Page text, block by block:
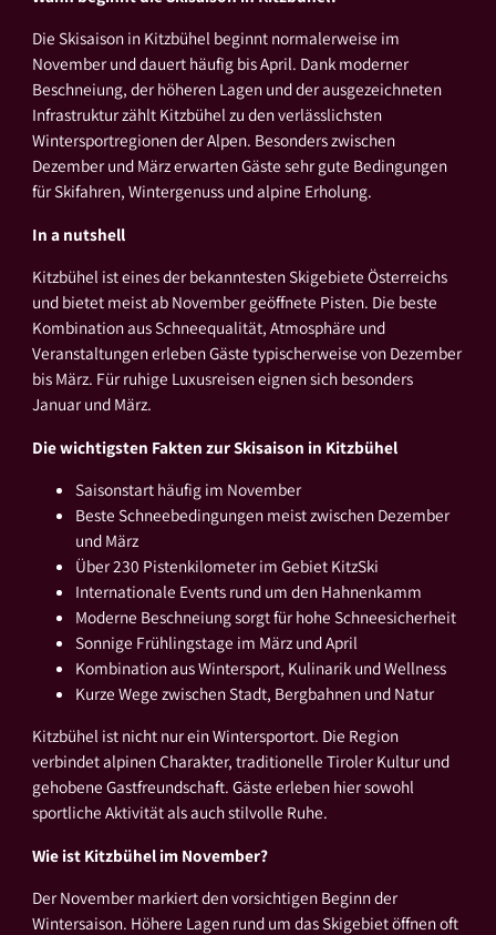
Die Skisaison in Kitzbühel beginnt normalerweise im
November und dauert häufig bis April. Dank moderner
Beschneiung, der höheren Lagen und der ausgezeichneten
Infrastruktur zählt Kitzbühel zu den verlässlichsten
Wintersportregionen der Alpen. Besonders zwischen
Dezember und März erwarten Gäste sehr gute Bedingungen
für Skifahren, Wintergenuss und alpine Erholung.
In a nutshell
Kitzbühel ist eines der bekanntesten Skigebiete Österreichs
und bietet meist ab November geöffnete Pisten. Die beste
Kombination aus Schneequalität, Atmosphäre und
Veranstaltungen erleben Gäste typischerweise von Dezember
bis März. Für ruhige Luxusreisen eignen sich besonders
Januar und März.
Die wichtigsten Fakten zur Skisaison in Kitzbühel
Saisonstart häufig im November
Beste Schneebedingungen meist zwischen Dezember
und März
Über 230 Pistenkilometer im Gebiet KitzSki
Internationale Events rund um den Hahnenkamm
Moderne Beschneiung sorgt für hohe Schneesicherheit
Sonnige Frühlingstage im März und April
Kombination aus Wintersport, Kulinarik und Wellness
Kurze Wege zwischen Stadt, Bergbahnen und Natur
Kitzbühel ist nicht nur ein Wintersportort. Die Region
verbindet alpinen Charakter, traditionelle Tiroler Kultur und
gehobene Gastfreundschaft. Gäste erleben hier sowohl
sportliche Aktivität als auch stilvolle Ruhe.
Wie ist Kitzbühel im November?
Der November markiert den vorsichtigen Beginn der
Wintersaison. Höhere Lagen rund um das Skigebiet öffnen oft